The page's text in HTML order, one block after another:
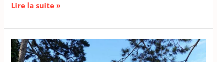
Lire la suite »
Appartement,
3